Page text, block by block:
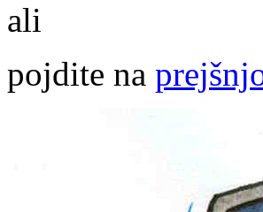
ali
pojdite na